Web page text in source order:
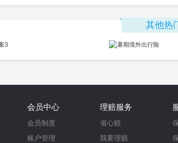
其他热
会员中心
会员制度
账户管理
理赔服务
省心赔
我要理赔